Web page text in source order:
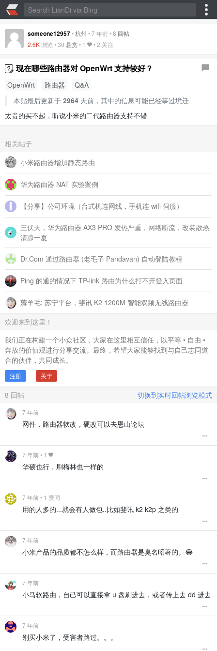
someone12957•杭州 •7 年前•8 回帖
2.6K浏览 •30 悬赏• 1 • 2 关注
现在哪些路由器对 OpenWrt 支持较好？
OpenWrt 路由器
Q&A
本贴最后更新于 2964天前，其中的信息可能已经事过境迁
太贵的买不起，听说小米的二代路由器支持不错
相关帖子
小米路由器增加静态路由
华为路由器 NAT 实验案例
【分享】公司环境（台式机连网线，手机连 wifi 伺服）
三伏天，华为路由器 AX3 PRO 发热严重，网络断流，改装散热
清凉一夏
Dr.Com 通过路由器 (老毛子 Pandavan) 自动登陆教程
Ping 的通的情况下 TP-link 路由为什么打不开登入页面
薅羊毛: 苏宁平台，斐讯 K2 1200M 智能双频无线路由器
欢迎来到这里！
我们正在构建一个小众社区，大家在这里相互信任，以平等 • 自由 •
奔放的价值观进行分享交流。最终，希望大家能够找到与自己志同道
合的伙伴，共同成长。
注册 关于
8 回帖 切换到实时回帖浏览模式
7 年前
网件，路由器软改，硬改可以去恩山论坛
7 年前• 1
华硕也行，刷梅林也一样的
7 年前• 1 赞同
用的人多的...就会有人做包..比如斐讯 k2 k2p 之类的
7 年前
小米产品的品质都不怎么样，而路由器是臭名昭著的。😂
7 年前
小马软路由，自己可以直接拿 u 盘刷进去，或者传上去 dd 进去
7 年前
别买小米了，受害者路过。。。